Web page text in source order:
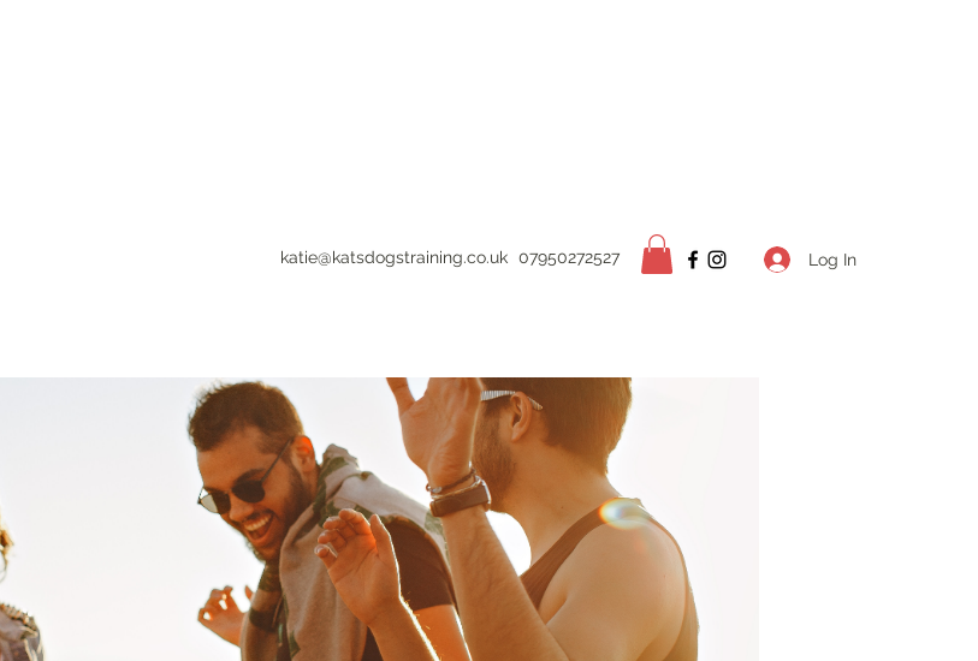
katie@katsdogstraining.co.uk 07950272527 Log In